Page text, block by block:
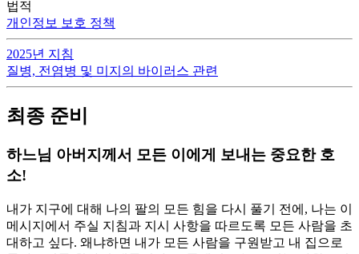
법적
개인정보 보호 정책
2025년 지침
질병, 전염병 및 미지의 바이러스 관련
최종 준비
하느님 아버지께서 모든 이에게 보내는 중요한 호
소!
내가 지구에 대해 나의 팔의 모든 힘을 다시 풀기 전에, 나는 이
메시지에서 주실 지침과 지시 사항을 따르도록 모든 사람을 초
대하고 싶다. 왜냐하면 내가 모든 사람을 구원받고 내 집으로